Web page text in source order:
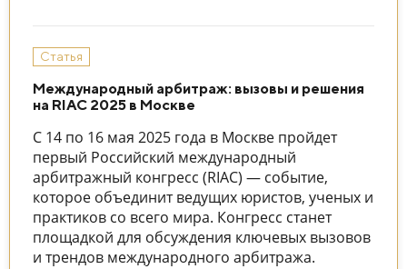
Статья
Международный арбитраж: вызовы и решения
на RIAC 2025 в Москве
С 14 по 16 мая 2025 года в Москве пройдет
первый Российский международный
арбитражный конгресс (RIAC) — событие,
которое объединит ведущих юристов, ученых и
практиков со всего мира. Конгресс станет
площадкой для обсуждения ключевых вызовов
и трендов международного арбитража.